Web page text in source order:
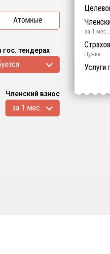
Атомные
гос. тендерах
Членский взнос
за 1 мес.
й уровень
за 1 мес.,
0₽ за
ISO 9001
ISO 14001
OHSAS
Нужна